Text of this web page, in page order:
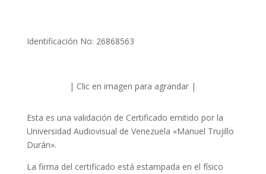
Identificación No: 26868563
| Clic en imagen para agrandar |
Esta es una validación de Certificado emitido por la
Universidad Audiovisual de Venezuela «Manuel Trujillo
Durán».
La firma del certificado está estampada en el físico